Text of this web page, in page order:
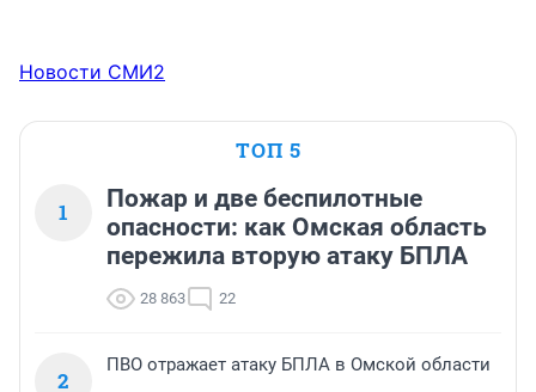
Новости СМИ2
ТОП 5
1
Пожар и две беспилотные
опасности: как Омская область
пережила вторую атаку БПЛА
28 863 22
2
ПВО отражает атаку БПЛА в Омской области